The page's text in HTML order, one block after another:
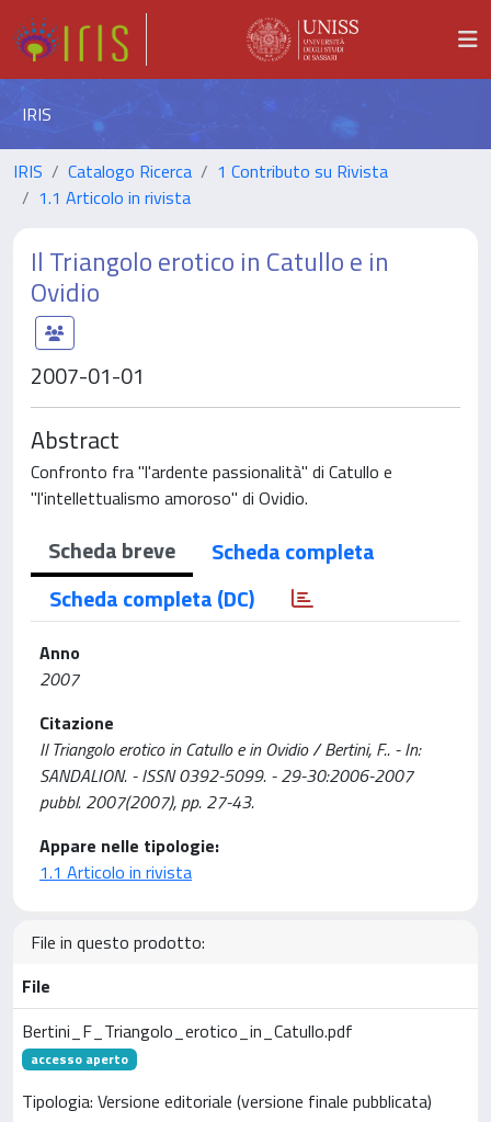
IRIS
IRIS Catalogo Ricerca
1 Contributo su Rivista
1.1 Articolo in rivista
Il Triangolo erotico in Catullo e in
Ovidio
2007-01-01
Abstract
Confronto fra "l'ardente passionalità" di Catullo e
"l'intellettualismo amoroso" di Ovidio.
Scheda breve
Scheda completa
Scheda completa (DC)
Anno
2007
Citazione
Il Triangolo erotico in Catullo e in Ovidio / Bertini, F.. - In:
SANDALION. - ISSN 0392-5099. - 29-30:2006-2007
pubbl. 2007(2007), pp. 27-43.
Appare nelle tipologie:
1.1 Articolo in rivista
File in questo prodotto:
File
Bertini_F_Triangolo_erotico_in_Catullo.pdf
accesso aperto
Tipologia: Versione editoriale (versione finale pubblicata)